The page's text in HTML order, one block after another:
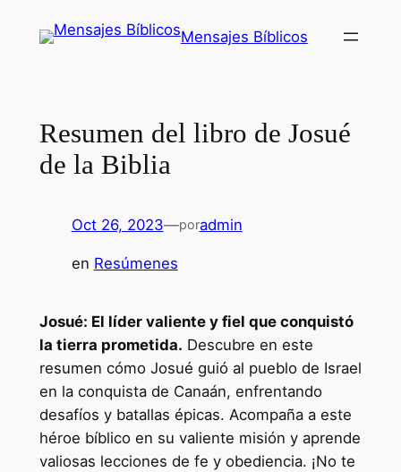
Mensajes Bíblicos
Resumen del libro de Josué
de la Biblia
Oct 26, 2023—poradmin
en Resúmenes
Josué: El líder valiente y fiel que conquistó
la tierra prometida. Descubre en este
resumen cómo Josué guió al pueblo de Israel
en la conquista de Canaán, enfrentando
desafíos y batallas épicas. Acompaña a este
héroe bíblico en su valiente misión y aprende
valiosas lecciones de fe y obediencia. ¡No te